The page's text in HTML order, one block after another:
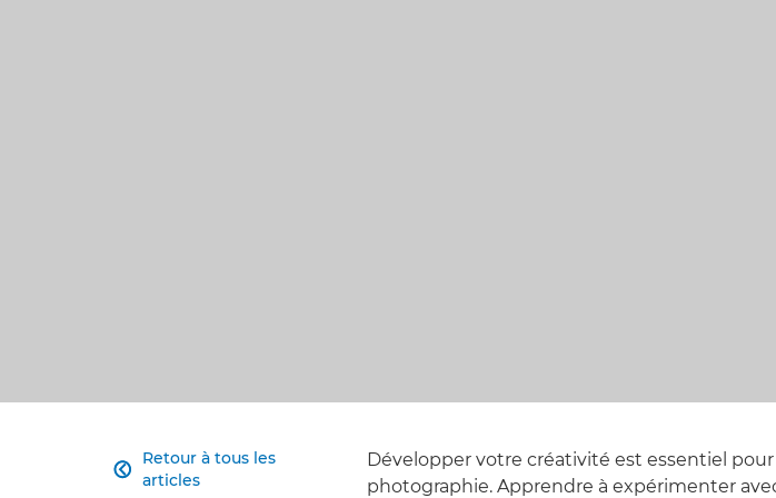
Retour à tous les
articles

Développer votre créativité est essentiel
photographie. Apprendre à expérimenter